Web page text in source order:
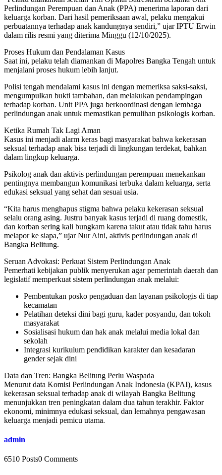
Perlindungan Perempuan dan Anak (PPA) menerima laporan dari
keluarga korban. Dari hasil pemeriksaan awal, pelaku mengakui
perbuatannya terhadap anak kandungnya sendiri,” ujar IPTU Erwin
dalam rilis resmi yang diterima Minggu (12/10/2025).
Proses Hukum dan Pendalaman Kasus
Saat ini, pelaku telah diamankan di Mapolres Bangka Tengah untuk
menjalani proses hukum lebih lanjut.
Polisi tengah mendalami kasus ini dengan memeriksa saksi-saksi,
mengumpulkan bukti tambahan, dan melakukan pendampingan
terhadap korban. Unit PPA juga berkoordinasi dengan lembaga
perlindungan anak untuk memastikan pemulihan psikologis korban.
Ketika Rumah Tak Lagi Aman
Kasus ini menjadi alarm keras bagi masyarakat bahwa kekerasan
seksual terhadap anak bisa terjadi di lingkungan terdekat, bahkan
dalam lingkup keluarga.
Psikolog anak dan aktivis perlindungan perempuan menekankan
pentingnya membangun komunikasi terbuka dalam keluarga, serta
edukasi seksual yang sehat dan sesuai usia.
“Kita harus menghapus stigma bahwa pelaku kekerasan seksual
selalu orang asing. Justru banyak kasus terjadi di ruang domestik,
dan korban sering kali bungkam karena takut atau tidak tahu harus
melapor ke siapa,” ujar Nur Aini, aktivis perlindungan anak di
Bangka Belitung.
Seruan Advokasi: Perkuat Sistem Perlindungan Anak
Pemerhati kebijakan publik menyerukan agar pemerintah daerah dan
legislatif memperkuat sistem perlindungan anak melalui:
Pembentukan posko pengaduan dan layanan psikologis di tiap
kecamatan
Pelatihan deteksi dini bagi guru, kader posyandu, dan tokoh
masyarakat
Sosialisasi hukum dan hak anak melalui media lokal dan
sekolah
Integrasi kurikulum pendidikan karakter dan kesadaran
gender sejak dini
Data dan Tren: Bangka Belitung Perlu Waspada
Menurut data Komisi Perlindungan Anak Indonesia (KPAI), kasus
kekerasan seksual terhadap anak di wilayah Bangka Belitung
menunjukkan tren peningkatan dalam dua tahun terakhir. Faktor
ekonomi, minimnya edukasi seksual, dan lemahnya pengawasan
keluarga menjadi pemicu utama.
admin
6510 Posts0 Comments